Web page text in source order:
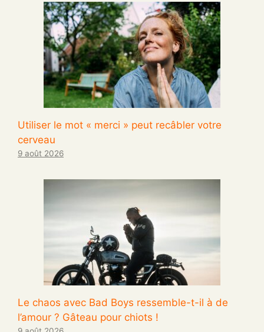
Utiliser le mot « merci » peut recâbler votre
cerveau
9 août 2026
Le chaos avec Bad Boys ressemble-t-il à de
l’amour ? Gâteau pour chiots !